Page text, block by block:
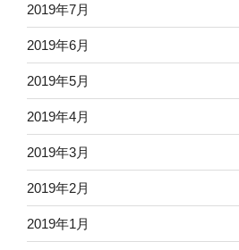
2019年7月
2019年6月
2019年5月
2019年4月
2019年3月
2019年2月
2019年1月